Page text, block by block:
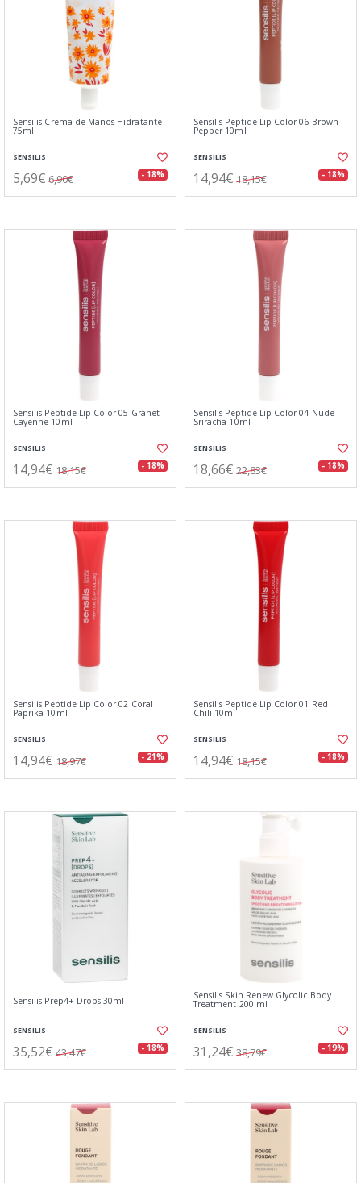
Sensilis Crema de Manos Hidratante
75ml
SENSILIS
5,69€ 6,90€ - 18%
Sensilis Peptide Lip Color 06 Brown
Pepper 10ml
SENSILIS
14,94€ 18,15€ - 18%
Sensilis Peptide Lip Color 05 Granet
Cayenne 10ml
SENSILIS
14,94€ 18,15€ - 18%
Sensilis Peptide Lip Color 04 Nude
Sriracha 10ml
SENSILIS
18,66€ 22,83€ - 18%
Sensilis Peptide Lip Color 02 Coral
Paprika 10ml
SENSILIS
14,94€ 18,97€ - 21%
Sensilis Peptide Lip Color 01 Red
Chili 10ml
SENSILIS
14,94€ 18,15€ - 18%
Sensilis Prep4+ Drops 30ml
SENSILIS
35,52€ 43,47€ - 18%
Sensilis Skin Renew Glycolic Body
Treatment 200 ml
SENSILIS
31,24€ 38,79€ - 19%